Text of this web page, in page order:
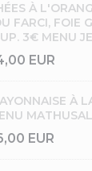
À
FARCI, FOIE
3€ MENU
EUR
À
EUR